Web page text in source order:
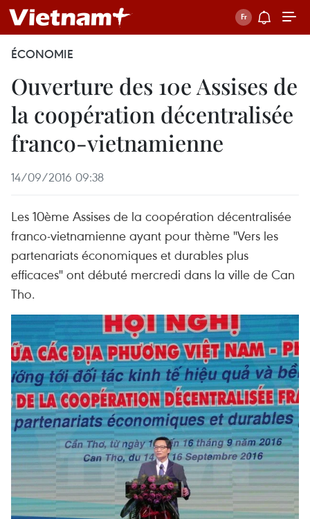
ÉCONOMIE
Ouverture des 10e Assises de
la coopération décentralisée
franco-vietnamienne
14/09/2016 09:38
Les 10ème Assises de la coopération décentralisée
franco-vietnamienne ayant pour thème "Vers les
partenariats économiques et durables plus
efficaces" ont débuté mercredi dans la ville de Can
Tho.